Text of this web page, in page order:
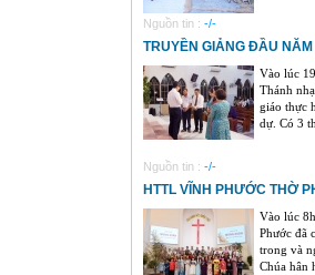
Nguồn tin : -/-
TRUYỀN GIẢNG ĐẦU
Vào lúc
Thánh
giáo thực
dự. Có 3
Nguồn tin : -/-
HTTL VĨNH PHƯỚC THỜ
Vào lúc
Phước đã
trong và
Chúa hân